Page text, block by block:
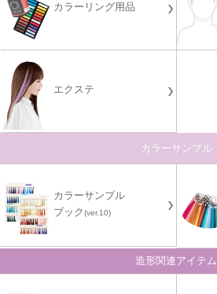
カラーリング用品
エクステ
カラーサンプル
カラーサンプル
ブック(ver.10)
造形関連アイテム